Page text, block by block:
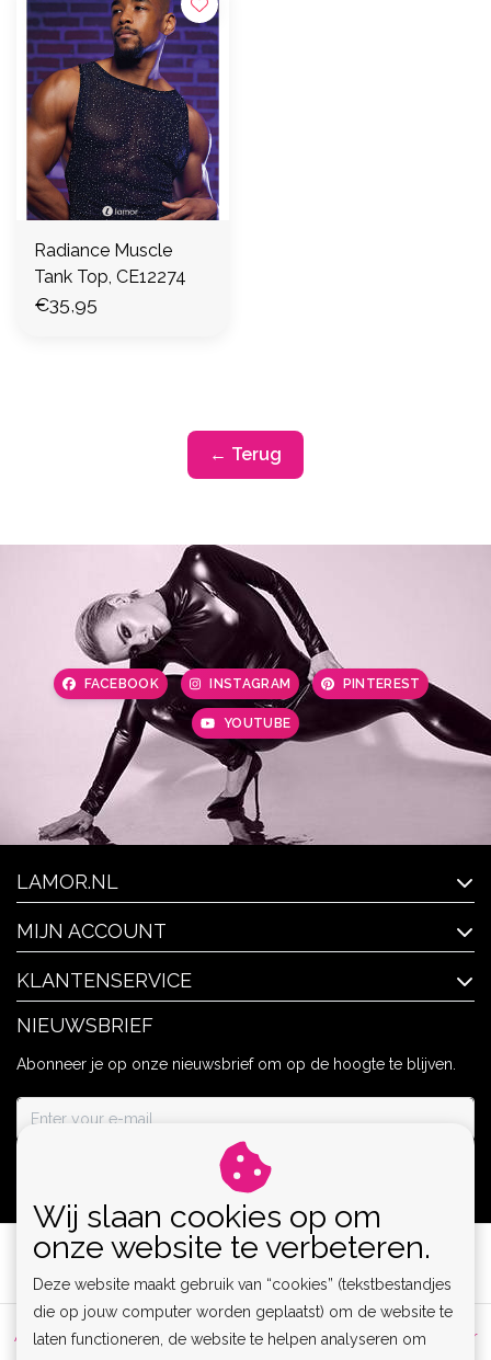
Radiance Muscle
Tank Top, CE12274
€35,95
← Terug
FACEBOOK INSTAGRAM PINTEREST
YOUTUBE
LAMOR.NL
MIJN ACCOUNT
KLANTENSERVICE
NIEUWSBRIEF
Abonneer je op onze nieuwsbrief om op de hoogte te blijven.
Algemene voorwaarden | Privacy Policy | Sitemap |
Disclaimer
Wij slaan cookies op om
onze website te verbeteren.
Deze website maakt gebruik van “cookies” (tekstbestandjes
die op jouw computer worden geplaatst) om de website te
laten functioneren, de website te helpen analyseren om